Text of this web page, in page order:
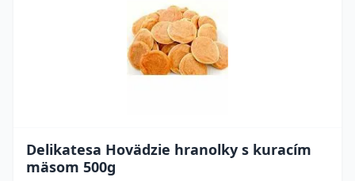
Delikatesa Hovädzie hranolky s kuracím
mäsom 500g